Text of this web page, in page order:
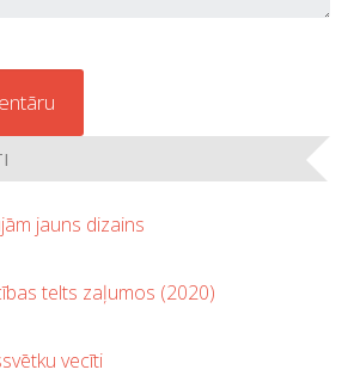
jauns dizains
telts zaļumos (2020)
vecīti